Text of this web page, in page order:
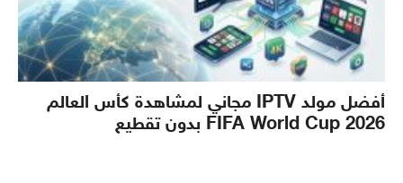
أفضل مولد IPTV مجاني لمشاهدة كأس العالم
2026 FIFA World Cup بدون تقطيع